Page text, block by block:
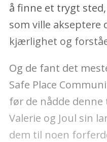
å finne et trygt
som ville akseptere
kjærlighet og
Og de fant det
Safe Place
før de nådde
Valerie og Joul sin
dem til noen